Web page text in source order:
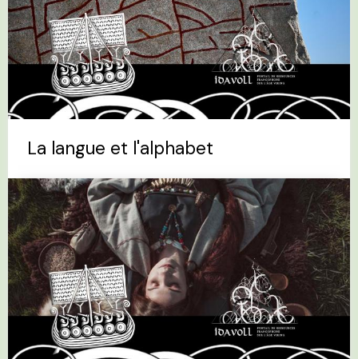
La langue et l'alphabet